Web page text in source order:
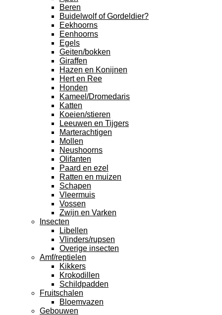
Beren
Buidelwolf of Gordeldier?
Eekhoorns
Eenhoorns
Egels
Geiten/bokken
Giraffen
Hazen en Konijnen
Hert en Ree
Honden
Kameel/Dromedaris
Katten
Koeien/stieren
Leeuwen en Tijgers
Marterachtigen
Mollen
Neushoorns
Olifanten
Paard en ezel
Ratten en muizen
Schapen
Vleermuis
Vossen
Zwijn en Varken
Insecten
Libellen
Vlinders/rupsen
Overige insecten
Amf/reptielen
Kikkers
Krokodillen
Schildpadden
Fruitschalen
Bloemvazen
Gebouwen